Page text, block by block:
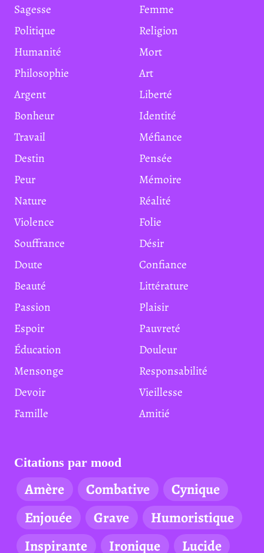
Sagesse
Femme
Politique
Religion
Humanité
Mort
Philosophie
Art
Argent
Liberté
Bonheur
Identité
Travail
Méfiance
Destin
Pensée
Peur
Mémoire
Nature
Réalité
Violence
Folie
Souffrance
Désir
Doute
Confiance
Beauté
Littérature
Passion
Plaisir
Espoir
Pauvreté
Éducation
Douleur
Mensonge
Responsabilité
Devoir
Vieillesse
Famille
Amitié
Citations par mood
Amère Combative
Cynique
Enjouée
Grave
Humoristique
Inspirante
Ironique Lucide